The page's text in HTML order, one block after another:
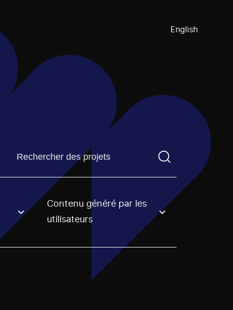
English
Trouvez un projetVous devez saisir un terme de
option.
Contenu généré par les
utilisateurs